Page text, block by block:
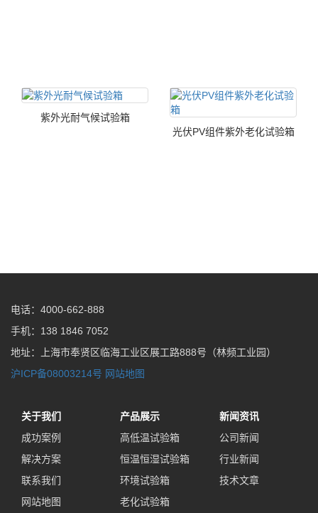
紫外光耐气候试验箱
光伏PV组件紫外老化试验箱
电话：4000-662-888
手机：138 1846 7052
地址：上海市奉贤区临海工业区展工路888号（林频工业园）
沪ICP备08003214号 网站地图
关于我们
成功案例
解决方案
联系我们
网站地图
产品展示
高低温试验箱
恒温恒湿试验箱
环境试验箱
老化试验箱
新闻资讯
公司新闻
行业新闻
技术文章